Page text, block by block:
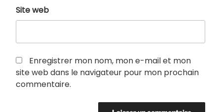
Site web
Enregistrer mon nom, mon e-mail et mon
site web dans le navigateur pour mon prochain
commentaire.